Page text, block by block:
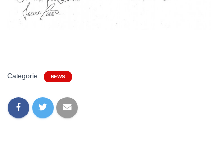
Categorie: NEWS